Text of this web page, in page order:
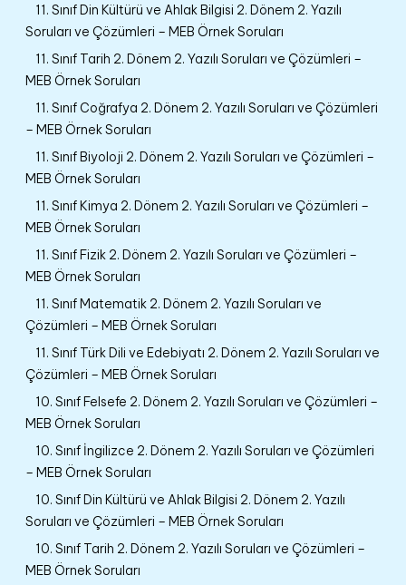
11. Sınıf Din Kültürü ve Ahlak Bilgisi 2. Dönem 2. Yazılı
Soruları ve Çözümleri – MEB Örnek Soruları
11. Sınıf Tarih 2. Dönem 2. Yazılı Soruları ve Çözümleri –
MEB Örnek Soruları
11. Sınıf Coğrafya 2. Dönem 2. Yazılı Soruları ve Çözümleri
– MEB Örnek Soruları
11. Sınıf Biyoloji 2. Dönem 2. Yazılı Soruları ve Çözümleri –
MEB Örnek Soruları
11. Sınıf Kimya 2. Dönem 2. Yazılı Soruları ve Çözümleri –
MEB Örnek Soruları
11. Sınıf Fizik 2. Dönem 2. Yazılı Soruları ve Çözümleri –
MEB Örnek Soruları
11. Sınıf Matematik 2. Dönem 2. Yazılı Soruları ve
Çözümleri – MEB Örnek Soruları
11. Sınıf Türk Dili ve Edebiyatı 2. Dönem 2. Yazılı Soruları ve
Çözümleri – MEB Örnek Soruları
10. Sınıf Felsefe 2. Dönem 2. Yazılı Soruları ve Çözümleri –
MEB Örnek Soruları
10. Sınıf İngilizce 2. Dönem 2. Yazılı Soruları ve Çözümleri
– MEB Örnek Soruları
10. Sınıf Din Kültürü ve Ahlak Bilgisi 2. Dönem 2. Yazılı
Soruları ve Çözümleri – MEB Örnek Soruları
10. Sınıf Tarih 2. Dönem 2. Yazılı Soruları ve Çözümleri –
MEB Örnek Soruları